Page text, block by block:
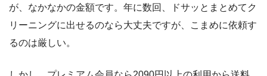
が、なかなかの金額です。年に数回、ドサッとまとめてク
リーニングに出せるのなら大丈夫ですが、こまめに依頼す
るのは厳しい。